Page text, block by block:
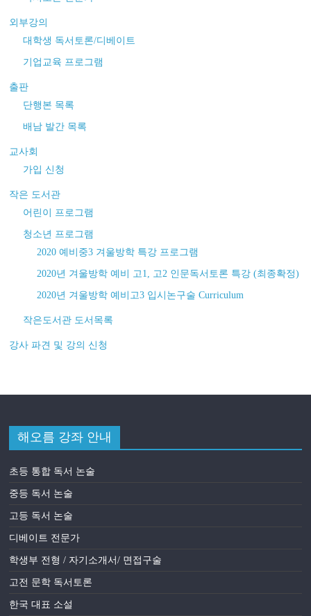
외부강의
대학생 독서토론/디베이트
기업교육 프로그램
출판
단행본 목록
배남 발간 목록
교사회
가입 신청
작은 도서관
어린이 프로그램
청소년 프로그램
2020 예비중3 겨울방학 특강 프로그램
2020년 겨울방학 예비 고1, 고2 인문독서토론 특강 (최종확정)
2020년 겨울방학 예비고3 입시논구술 Curriculum
작은도서관 도서목록
강사 파견 및 강의 신청
해오름 강좌 안내
초등 통합 독서 논술
중등 독서 논술
고등 독서 논술
디베이트 전문가
학생부 전형 / 자기소개서/ 면접구술
고전 문학 독서토론
한국 대표 소설